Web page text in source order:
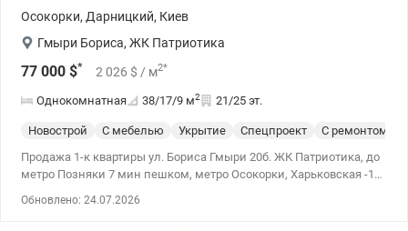
Осокорки, Дарницкий, Киев
Гмыри Бориса, ЖК Патриотика
77 000 $* 2 026 $ / м2*
Однокомнатная 38/17/9 м2 21/25 эт.
Новострой С мебелью Укрытие Спецпроект
С ремонтом
Продажа 1-к квартиры ул. Бориса Гмыри 20б. ЖК Патриотика, до
метро Позняки 7 мин пешком, метро Осокорки, Харьковская -15
Обновлено: 24.07.2026